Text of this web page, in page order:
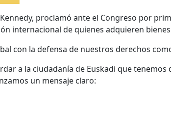
proclamó ante el Congreso por
internacional de quienes adquieren
con la defensa de nuestros derechos
a la ciudadanía de Euskadi que
un mensaje claro: